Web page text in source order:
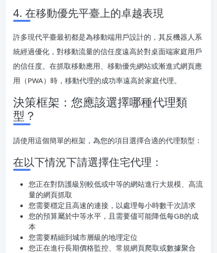
4. 在移動優先平臺上的卓越表現
許多現代平臺最初都是為移動端用戶設計的，其反機器人系
統經過優化，對移動流量的信任度遠高於對桌面端家庭用戶
的信任度。在抓取移動應用、移動優先網站或漸進式網頁應
用（PWA）時，移動代理的成功率遠高於家庭代理。
決策框架：您應該選擇哪種代理類
型？
請使用這個簡單的框架，為您的項目選擇合適的代理類型：
在以下情況下請選擇住宅代理：
您正在對防護級別較低或中等的網站進行大規模、高流
量的網頁抓取
您需要穩定且高速的連接，以處理每小時數千次請求
您的預算屬於中等水平，且需要儘可能降低每GB的成
本
您需要精細到城市層級的地理定位
您正在進行長期價格監控、常規網頁爬取或數據聚合